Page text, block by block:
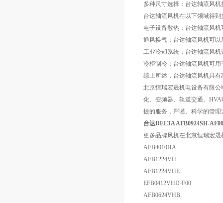
多种尺寸选择：台达轴流风
台达轴流风机在以下领域得到
电子设备散热：台达轴流风
通风换气：台达轴流风机可
工业冷却系统：台达轴流风
冷柜制冷：台达轴流风机可
综上所述，台达轴流风机具
北京恒瑞宏晟机电设备有限
化、变频器、轨道交通、
捷的服务，严谨、科学的管
台达DELTA AFB0924SH-
更多品牌风机在北京恒瑞宏
AFB4010HA
AFB1224VH
AFB1224VHE
EFB0412VHD-F00
AFB0624VHB